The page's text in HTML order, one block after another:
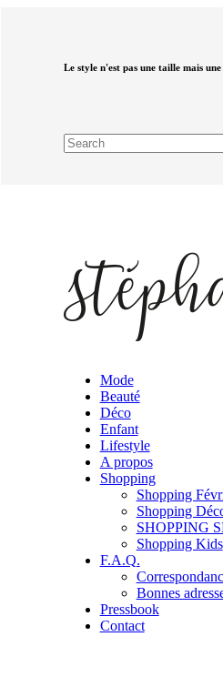
Le style n'est pas une taille mais
Mode
Beauté
Déco
Enfant
Lifestyle
A propos
Shopping
Shopping
Shopping
SHOPPING
Shopping Kids
F.A.Q.
Bonnes
Pressbook
Contact